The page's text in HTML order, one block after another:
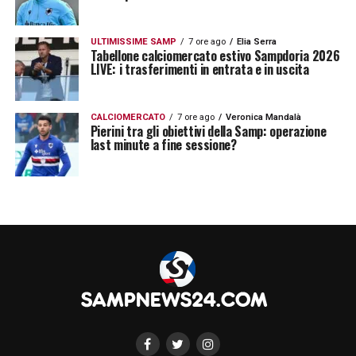
ridotto rispetto alle squadre che la
precedono.
Con la 26ª giornata conclusa, la classifica di
Serie Bvede ancora il Venezia
al comando
con56 punti, seguito dalMonza(54 punti) e
dalFrosinone
LA PLAYLIST DELLE NOSTRE TOP NEWS
ULTIMISSIME SAMP 7 ore ago Elia Serra
Tabellone calciomercato estivo Sampdoria 2026
LIVE: i trasferimenti in entrata e in uscita
CALCIOMERCATO 7 ore ago Veronica Mandalà
Pierini tra gli obiettivi della Samp: operazione
last minute a fine sessione?